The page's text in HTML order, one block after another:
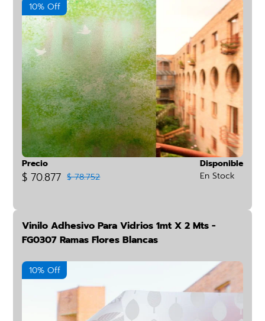
10% Off
Precio
$ 70.877 $ 78.752
Disponible
En Stock
Vinilo Adhesivo Para Vidrios 1mt X 2 Mts -
FG0307 Ramas Flores Blancas
10% Off